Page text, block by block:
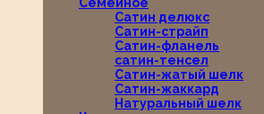
Сатин делюкс
Сатин-страйп
Сатин-фланель
сатин-тенсел
Сатин-жатый шелк
Сатин-жаккард
Натуральный шелк